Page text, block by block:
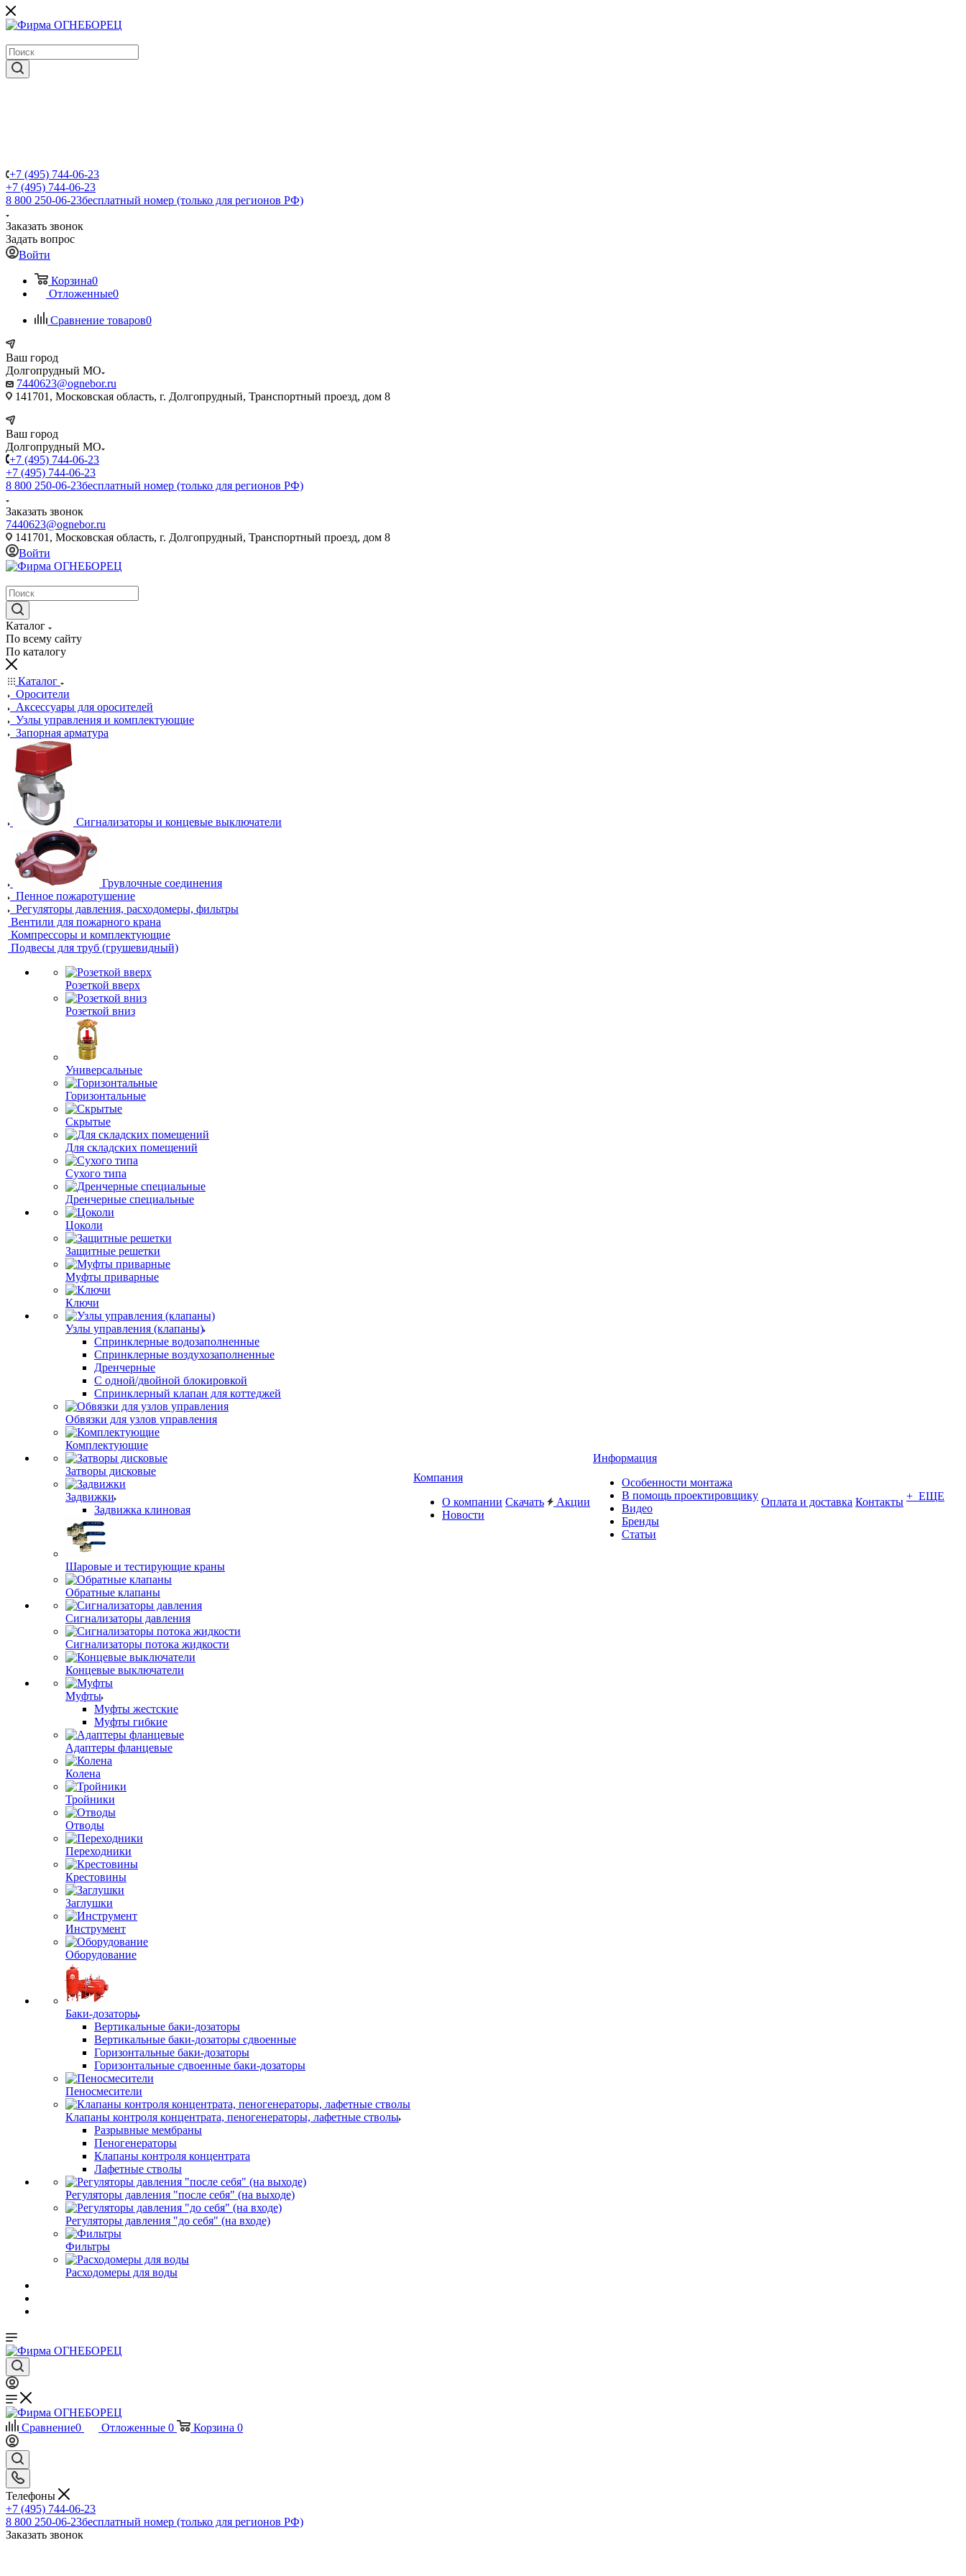
+7 (495) 744-06-23
+7 (495) 744-06-23
8 800 250-06-23бесплатный номер (только для регионов РФ)
Заказать звонок
Задать вопрос
Войти
Корзина0
Отложенные0
Сравнение товаров0
Ваш город
Долгопрудный МО
7440623@ognebor.ru
141701, Московская область, г. Долгопрудный, Транспортный проезд, дом 8
Ваш город
Долгопрудный МО
+7 (495) 744-06-23
+7 (495) 744-06-23
8 800 250-06-23бесплатный номер (только для регионов РФ)
Заказать звонок
7440623@ognebor.ru
141701, Московская область, г. Долгопрудный, Транспортный проезд, дом 8
Войти
Каталог
По всему сайту
По каталогу
Каталог
Оросители
Аксессуары для оросителей
Узлы управления и комплектующие
Запорная арматура
Сигнализаторы и концевые выключатели
Грувлочные соединения
Пенное пожаротушение
Регуляторы давления, расходомеры, фильтры
Вентили для пожарного крана
Компрессоры и комплектующие
Подвесы для труб (грушевидный)
Розеткой вверх
Розеткой вниз
Универсальные
Горизонтальные
Скрытые
Для складских помещений
Сухого типа
Дренчерные специальные
Цоколи
Защитные решетки
Муфты приварные
Ключи
Узлы управления (клапаны)
Спринклерные водозаполненные
Спринклерные воздухозаполненные
Дренчерные
С одной/двойной блокировкой
Спринклерный клапан для коттеджей
Обвязки для узлов управления
Комплектующие
Затворы дисковые
Задвижки
Задвижка клиновая
Шаровые и тестирующие краны
Обратные клапаны
Сигнализаторы давления
Сигнализаторы потока жидкости
Концевые выключатели
Муфты
Муфты жестские
Муфты гибкие
Адаптеры фланцевые
Колена
Тройники
Отводы
Переходники
Крестовины
Заглушки
Инструмент
Оборудование
Баки-дозаторы
Вертикальные баки-дозаторы
Вертикальные баки-дозаторы сдвоенные
Горизонтальные баки-дозаторы
Горизонтальные сдвоенные баки-дозаторы
Пеносмесители
Клапаны контроля концентрата, пеногенераторы, лафетные стволы
Разрывные мембраны
Пеногенераторы
Клапаны контроля концентрата
Лафетные стволы
Регуляторы давления "после себя" (на выходе)
Регуляторы давления "до себя" (на входе)
Фильтры
Расходомеры для воды
Компания
О компании
Новости
Скачать Акции
Информация
Особенности монтажа
В помощь проектировщику
Видео
Бренды
Статьи
Оплата и доставка Контакты + ЕЩЕ
Сравнение0 Отложенные 0 Корзина 0
Телефоны
+7 (495) 744-06-23
8 800 250-06-23бесплатный номер (только для регионов РФ)
Заказать звонок